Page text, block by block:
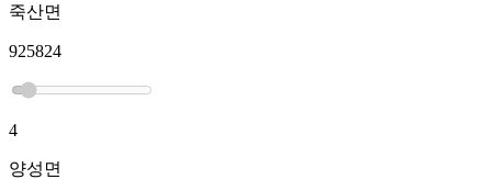
죽산면
925824
4
양성면